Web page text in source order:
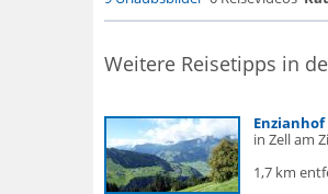
Weitere Reisetipps in
Enzianhof
in Zell am
1,7 km